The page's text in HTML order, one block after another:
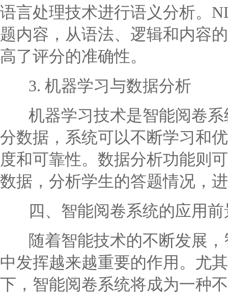
语言处理技术进行语义分析。
题内容，从语法、逻辑和内容
高了评分的准确性。
3. 机器学习与数据分析
机器学习技术是智能阅卷系
分数据，系统可以不断学习和
度和可靠性。数据分析功能则
数据，分析学生的答题情况，
四、智能阅卷系统的应用前
随着智能技术的不断发展，
中发挥越来越重要的作用。尤
下，智能阅卷系统将成为一种